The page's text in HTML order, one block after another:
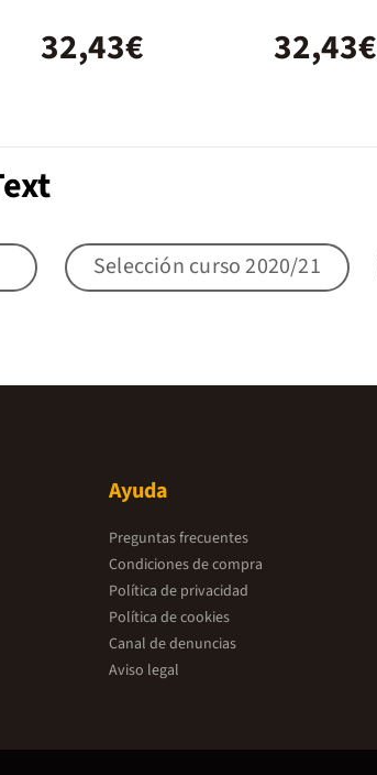
32,43€ 32,43€
Selección curso 2020/21
Ayuda
Preguntas frecuentes
Condiciones de compra
Política de privacidad
Política de cookies
Canal de denuncias
Aviso legal